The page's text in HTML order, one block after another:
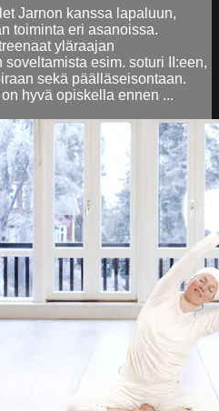
Jarnon kanssa lapaluun,
toiminta eri asanoissa.
yläraajan
esim. soturi II:een,
sekä päälläseisontaan.
hyvä opiskella ennen ...